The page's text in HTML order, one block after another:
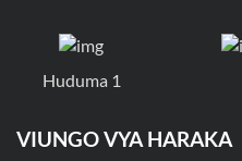
Huduma 1
VIUNGO VYA HARAKA